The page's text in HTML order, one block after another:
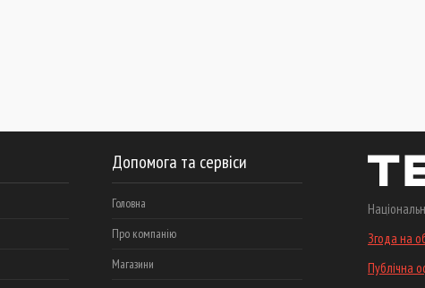
Допомога та сервіси
Головна
Про компанію
Магазини
Згода на
Публічна